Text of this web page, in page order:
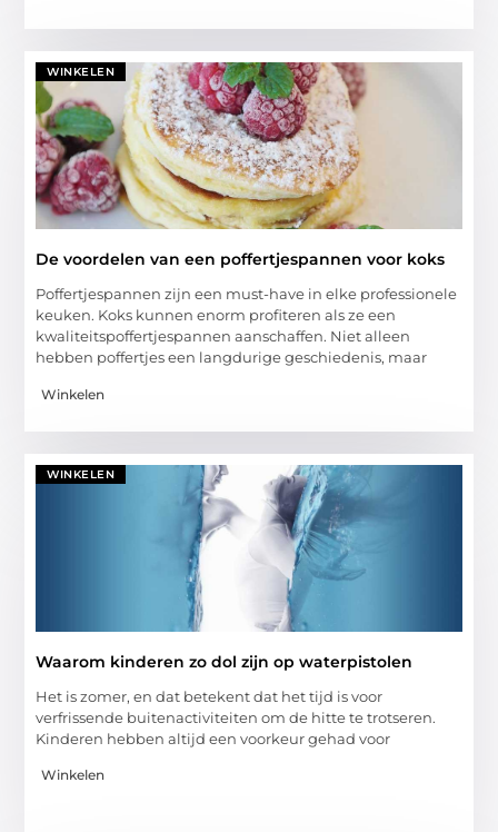
WINKELEN
De voordelen van een poffertjespannen voor koks
Poffertjespannen zijn een must-have in elke professionele
keuken. Koks kunnen enorm profiteren als ze een
kwaliteitspoffertjespannen aanschaffen. Niet alleen
hebben poffertjes een langdurige geschiedenis, maar
Winkelen
WINKELEN
Waarom kinderen zo dol zijn op waterpistolen
Het is zomer, en dat betekent dat het tijd is voor
verfrissende buitenactiviteiten om de hitte te trotseren.
Kinderen hebben altijd een voorkeur gehad voor
Winkelen